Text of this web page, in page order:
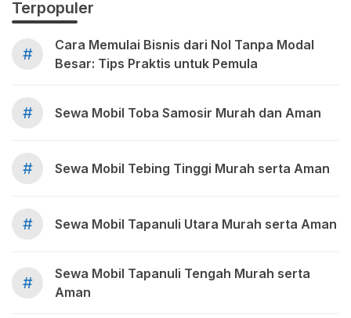
Terpopuler
#
Cara Memulai Bisnis dari Nol Tanpa Modal
Besar: Tips Praktis untuk Pemula
# Sewa Mobil Toba Samosir Murah dan Aman
# Sewa Mobil Tebing Tinggi Murah serta Aman
# Sewa Mobil Tapanuli Utara Murah serta Aman
#
Sewa Mobil Tapanuli Tengah Murah serta
Aman